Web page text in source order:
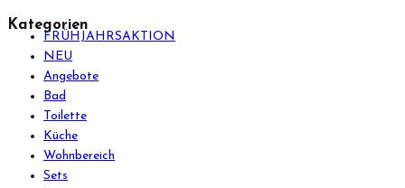
Kategorien
FRÜHJAHRSAKTION
NEU
Angebote
Bad
Toilette
Küche
Wohnbereich
Sets